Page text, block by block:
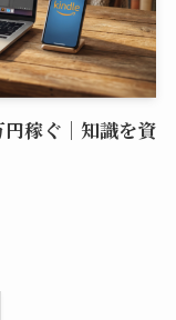
稼ぐ｜知識を資